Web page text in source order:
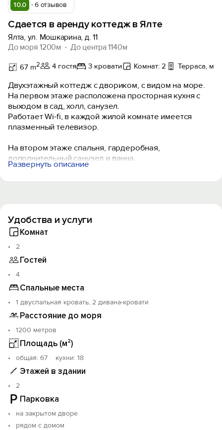
10.0 6 отзывов
Сдается в аренду коттедж в Ялте
Ялта, ул. Мошкарина, д. 11
До моря 1200м
До центра 1140м
67 m2 4 гостя 3 кровати Комнат: 2 Терраса,
Двухэтажный коттедж с двориком, с видом на море.
На первом этаже расположена просторная кухня с
выходом в сад, холл, санузел.
Работает Wi-fi, в каждой жилой комнате имеется
плазменный телевизор.
На втором этаже спальня, гардеробная,
дополнительный санузел и ванна.
Во дворе камин, мангал и место для отдыха.
Имеется крытое парковочное место.
Коттедж подходит для отдыха пар, семей с детьми,
трансформируемых в односпальную кровать.
Дом окружен лиственными и хвойными деревьями,
чистый воздух и много цветов.
Развернуть описание
Удобства и услуги
Комнат
2
Гостей
4
Спальные места
1 двуспальная кровать, 2 дивана-кровати
Расстояние до моря
1200 метров
Площадь (м²)
oбщая: 67 кухни: 18
Этажей в здании
2
Парковка
на закрытом дворе
рядом с домом